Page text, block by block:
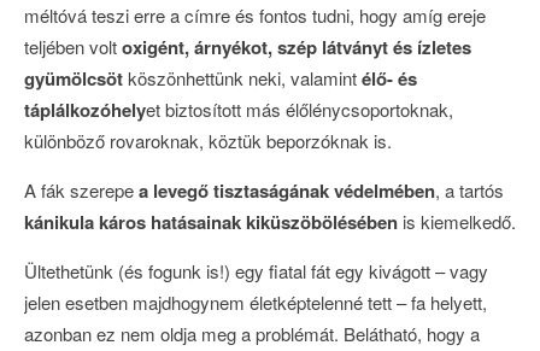
méltóvá teszi erre a címre és fontos tudni, hogy amíg ereje
teljében voltoxigént, árnyékot, szép látványt és ízletes
gyümölcsötköszönhettünk neki, valamintélő- és
táplálkozóhelyet biztosított más élőlénycsoportoknak,
különböző rovaroknak, köztük beporzóknak is.
A fák szerepea levegő tisztaságának védelmében, a tartós
kánikula káros hatásainak kiküszöbölésében is kiemelkedő.
Ültethetünk (és fogunk is!) egy fiatal fát egy kivágott – vagy
jelen esetben majdhogynem életképtelenné tett – fa helyett,
azonban ez nem oldja meg a problémát. Belátható, hogy a